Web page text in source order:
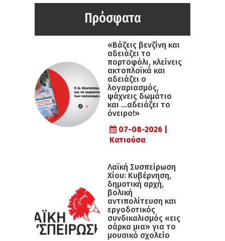
Πρόσφατα
«Βάζεις βενζίνη και
αδειάζει το
πορτοφόλι, κλείνεις
ακτοπλοϊκά και
αδειάζει ο
λογαριασμός,
ψάχνεις δωμάτιο
και …αδειάζει το
όνειρο!»
07-08-2026 |
Κατιούσα
Λαϊκή Συσπείρωση
Χίου: Κυβέρνηση,
δημοτική αρχή,
βολική
αντιπολίτευση και
εργοδοτικός
συνδικαλισμός «εις
σάρκα μια» για το
μουσικό σχολείο